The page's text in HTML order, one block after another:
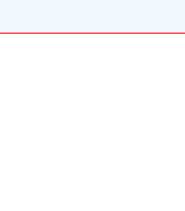
年微型企业发展任务
企业
效
发展
创先争优活动
工作
微型企业发展
机制深入开展创先争优活动